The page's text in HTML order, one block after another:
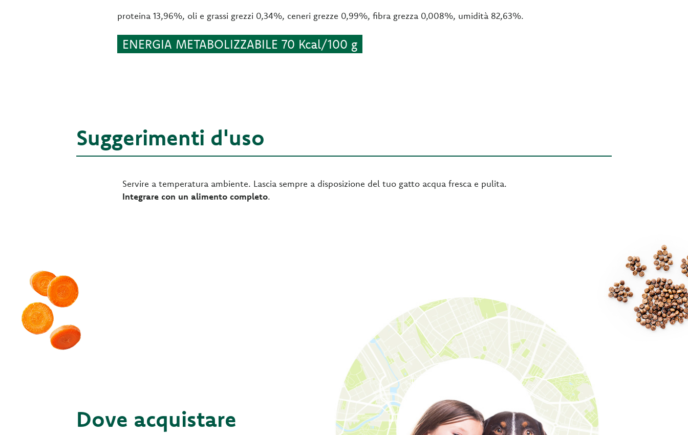
proteina 13,96%, oli e grassi grezzi 0,34%, ceneri grezze 0,99%, fibra grezza 0,008%, umidità 82,63%.
ENERGIA METABOLIZZABILE 70 Kcal/100 g
Suggerimenti d'uso
Servire a temperatura ambiente. Lascia sempre a disposizione del tuo gatto acqua fresca e pulita.
Integrare con un alimento completo.
Dove acquistare